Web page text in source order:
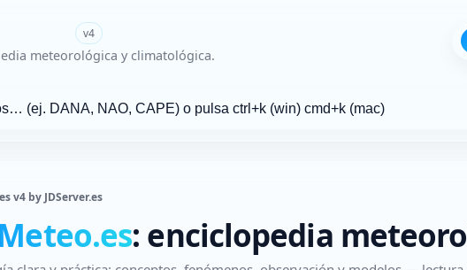
v4
meteorológica y climatológica.
v4 by JDServer.es
: enciclopedia